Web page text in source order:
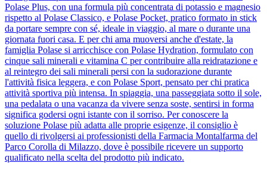
Polase Plus, con una formula più concentrata di potassio e magnesio
rispetto al Polase Classico, e Polase Pocket, pratico formato in stick
da portare sempre con sé, ideale in viaggio, al mare o durante una
giornata fuori casa. E per chi ama muoversi anche d'estate, la
famiglia Polase si arricchisce con Polase Hydration, formulato con
cinque sali minerali e vitamina C per contribuire alla reidratazione e
al reintegro dei sali minerali persi con la sudorazione durante
l'attività fisica leggera, e con Polase Sport, pensato per chi pratica
attività sportiva più intensa. In spiaggia, una passeggiata sotto il sole,
una pedalata o una vacanza da vivere senza soste, sentirsi in forma
significa godersi ogni istante con il sorriso. Per conoscere la
soluzione Polase più adatta alle proprie esigenze, il consiglio è
quello di rivolgersi ai professionisti della Farmacia Montalfarma del
Parco Corolla di Milazzo, dove è possibile ricevere un supporto
qualificato nella scelta del prodotto più indicato.